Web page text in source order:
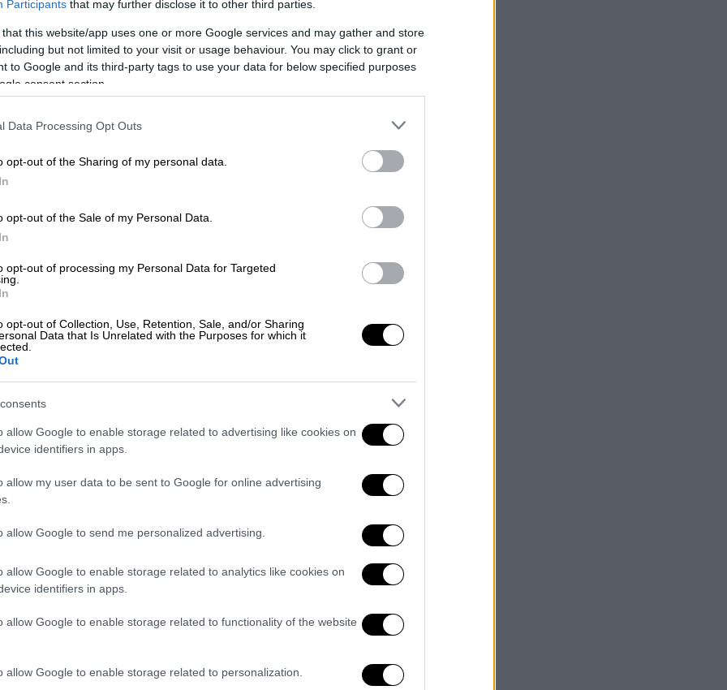
Participants that may further disclose it to other third parties.
that this website/app uses one or more Google services and may gather and store
but not limited to your visit or usage behaviour. You may click to grant or
to Google and its third-party tags to use your data for below specified purposes
consent section.
Data Processing Opt Outs
opt-out of the Sharing of my personal data.
opt-out of the Sale of my Personal Data.
opt-out of processing my Personal Data for Targeted
opt-out of Collection, Use, Retention, Sale, and/or Sharing
Data that Is Unrelated with the Purposes for which it
allow Google to enable storage related to advertising like cookies on
identifiers in apps.
allow my user data to be sent to Google for online advertising
allow Google to send me personalized advertising.
allow Google to enable storage related to analytics like cookies on
identifiers in apps.
allow Google to enable storage related to functionality of the website
allow Google to enable storage related to personalization.
video
διότι ενάλλασσε τα ανόητα βαδίσματα,
ανοησία δεν τελειώνει ποτέ. Αντιθέτως,
ανόητα βαδίσματα συγχρόνως,
πεπερασμένη. Τρίτον, το «Υπουργείο
στη βρετανική γραφειοκρατία που
αναπαράγεται. Αδικείται ως παρωδία
να παίζεται καθημερινά έξω από